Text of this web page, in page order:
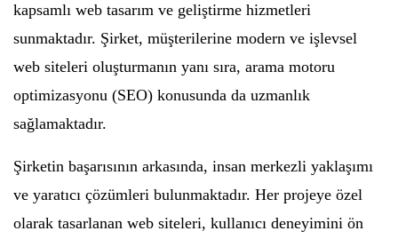
kapsamlı web tasarım ve geliştirme hizmetleri
sunmaktadır. Şirket, müşterilerine modern ve işlevsel
web siteleri oluşturmanın yanı sıra, arama motoru
optimizasyonu (SEO) konusunda da uzmanlık
sağlamaktadır.
Şirketin başarısının arkasında, insan merkezli yaklaşımı
ve yaratıcı çözümleri bulunmaktadır. Her projeye özel
olarak tasarlanan web siteleri, kullanıcı deneyimini ön